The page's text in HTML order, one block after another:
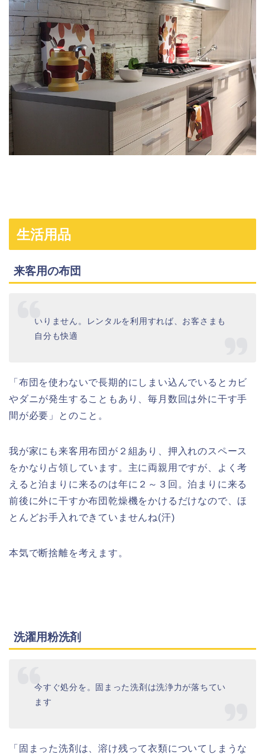
生活用品
来客用の布団
いりません。レンタルを利用すれば、お客さまも
自分も快適
「布団を使わないで長期的にしまい込んでいるとカビ
やダニが発生することもあり、毎月数回は外に干す手
間が必要」とのこと。
我が家にも来客用布団が２組あり、押入れのスペース
をかなり占領しています。主に両親用ですが、よく考
えると泊まりに来るのは年に２～３回。泊まりに来る
前後に外に干すか布団乾燥機をかけるだけなので、ほ
とんどお手入れできていませんね(汗)
本気で断捨離を考えます。
洗濯用粉洗剤
今すぐ処分を。固まった洗剤は洗浄力が落ちてい
ます
「固まった洗剤は、溶け残って衣類についてしまうな